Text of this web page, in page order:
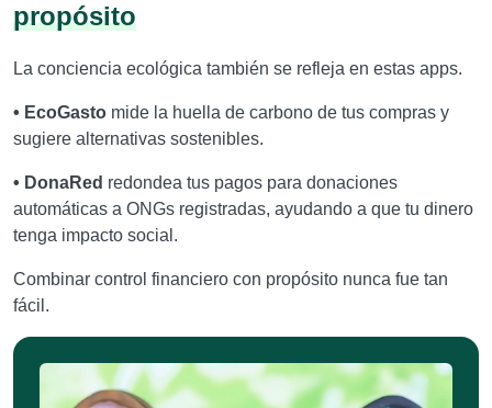
propósito
La conciencia ecológica también se refleja en estas apps.
• EcoGasto mide la huella de carbono de tus compras y
sugiere alternativas sostenibles.
• DonaRed redondea tus pagos para donaciones
automáticas a ONGs registradas, ayudando a que tu dinero
tenga impacto social.
Combinar control financiero con propósito nunca fue tan
fácil.